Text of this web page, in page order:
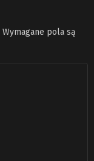
Wymagane pola są